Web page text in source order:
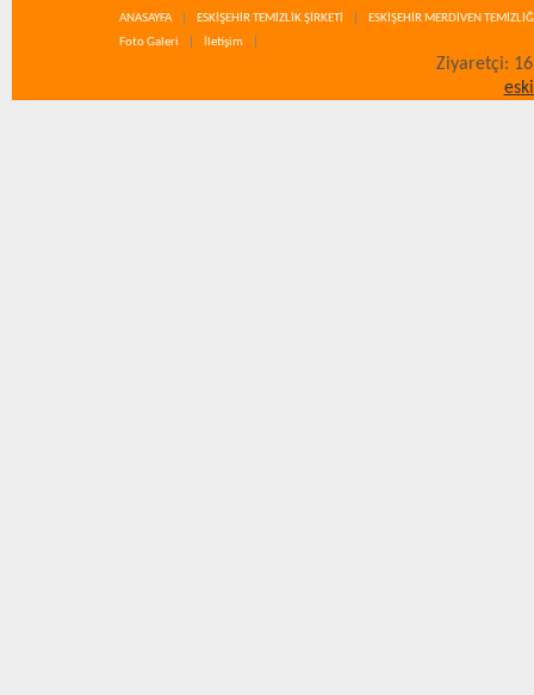
ANASAYFA ESKİŞEHİR TEMİZLİK ŞİRKETİ
ESKİŞEHİR MERDİVEN
Foto Galeri
İletişim
Ziyaretçi: